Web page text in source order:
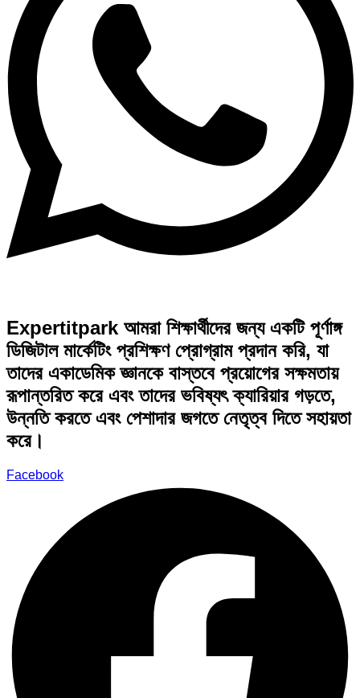
Expertitpark আমরা শিক্ষার্থীদের জন্য একটি পূর্ণাঙ্গ
ডিজিটাল মার্কেটিং প্রশিক্ষণ প্রোগ্রাম প্রদান করি, যা
তাদের একাডেমিক জ্ঞানকে বাস্তবে প্রয়োগের সক্ষমতায়
রূপান্তরিত করে এবং তাদের ভবিষ্যৎ ক্যারিয়ার গড়তে,
উন্নতি করতে এবং পেশাদার জগতে নেতৃত্ব দিতে সহায়তা
করে।
Facebook